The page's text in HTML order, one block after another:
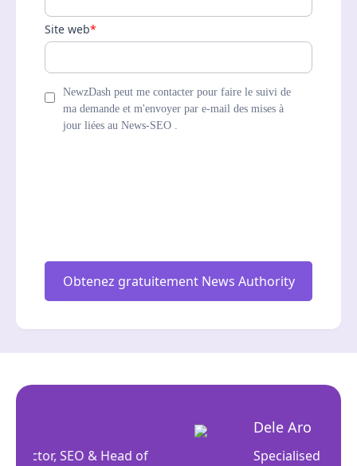
Site web*
NewzDash peut me contacter pour faire le suivi de
ma demande et m'envoyer par e-mail des mises à
jour liées au News-SEO .
Specialised SEO Consultant for